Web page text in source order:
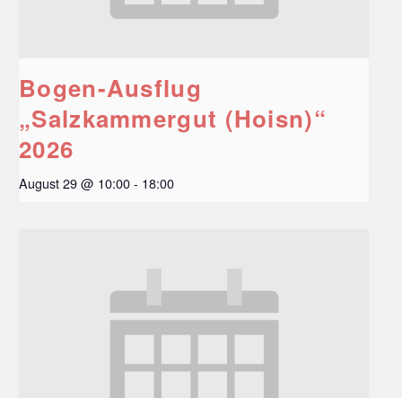
Bogen-Ausflug
„Salzkammergut (Hoisn)“
2026
August 29 @ 10:00- 18:00